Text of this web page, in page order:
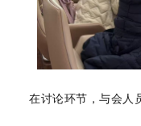
在讨论环节，与会人